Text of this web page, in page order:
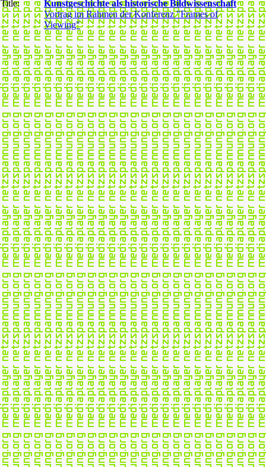
Title:
Kunstgeschichte als historische Bildwissenschaft
Vortrag im Rahmen der Konferenz "Frames of
Viewing"